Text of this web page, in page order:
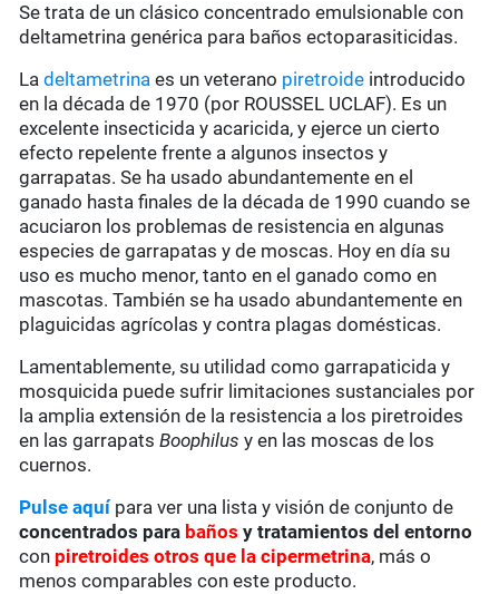
Se trata de un clásico concentrado emulsionable con
deltametrina genérica para baños ectoparasiticidas.
Ladeltametrina es un veterano piretroide introducido
en la década de 1970 (por ROUSSEL UCLAF). Es un
excelente insecticida y acaricida, y ejerce un cierto
efecto repelente frente a algunos insectos y
garrapatas. Se ha usado abundantemente en el
ganado hasta finales de la década de 1990 cuando se
acuciaron los problemas de resistencia en algunas
especies de garrapatas y de moscas. Hoy en día su
uso es mucho menor, tanto en el ganado como en
mascotas. También se ha usado abundantemente en
plaguicidas agrícolas y contra plagas domésticas.
Lamentablemente, su utilidad como garrapaticida y
mosquicida puede sufrir limitaciones sustanciales por
la amplia extensión de la resistencia a los piretroides
en las garrapatsBoophilus y en las moscas de los
cuernos.
Pulse aquí para ver una lista y visión de conjunto de
concentrados para baños y tratamientos del entorno
con piretroides otros que la cipermetrina, más o
menos comparables con este producto.